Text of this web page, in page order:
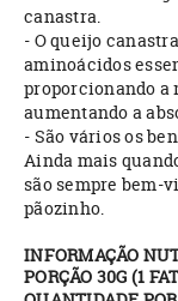
canastra.
- O queijo
aminoácidos
proporcionando a
aumentando a
- São vários os
Ainda mais
são sempre bem-
pãozinho.
INFORMAÇÃO
PORÇÃO 30G (1